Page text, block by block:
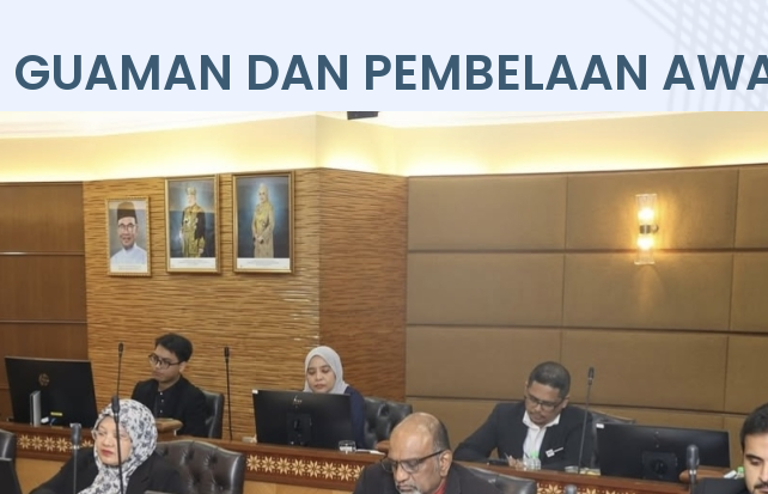
GUAMAN DAN PEMBELAAN